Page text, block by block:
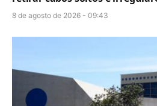
8 de agosto de 2026 - 09:43